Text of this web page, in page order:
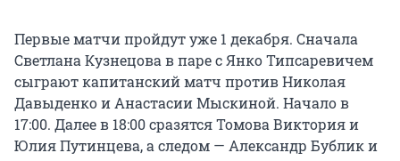
Первые матчи пройдут уже 1 декабря. Сначала
Светлана Кузнецова в паре с Янко Типсаревичем
сыграют капитанский матч против Николая
Давыденко и Анастасии Мыскиной. Начало в
17:00. Далее в 18:00 сразятся Томова Виктория и
Юлия Путинцева, а следом — Александр Бублик и